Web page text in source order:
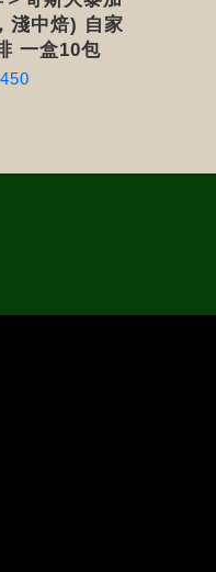
淺中焙) 自家
一盒10包